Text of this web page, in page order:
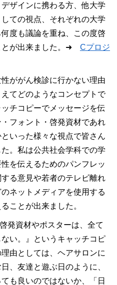
ザインに携わる方、他大学
ての視点、それぞれの大学
度も議論を重ね、この度啓
とが出来ました。➜ Cプロジ
ががん検診に行かない理由
てどのようなコンセプトで
チコピーでメッセージを伝
フォント・啓発資材であれ
いった様々な視点で皆さん
。私は公共社会学科での学
を伝えるためのパンフレッ
る意見や若者のテレビ離れ
ネットメディアを使用する
ことが出来ました。
発資材やポスターは、全て
い。』というキャッチコピ
由としては、ヘアサロンに
、友達と遊ぶ日のように、
も良いのではないか、「日